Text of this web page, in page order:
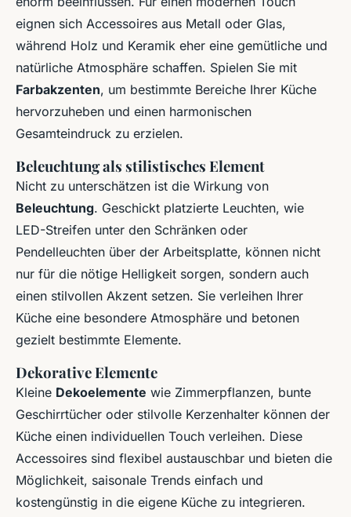
eignen sich Accessoires aus Metall oder Glas,
während Holz und Keramik eher eine gemütliche und
natürliche Atmosphäre schaffen. Spielen Sie mit
Farbakzenten, um bestimmte Bereiche Ihrer Küche
hervorzuheben und einen harmonischen
Gesamteindruck zu erzielen.
Beleuchtung als stilistisches Element
Nicht zu unterschätzen ist die Wirkung von
Beleuchtung. Geschickt platzierte Leuchten, wie
LED-Streifen unter den Schränken oder
Pendelleuchten über der Arbeitsplatte, können nicht
nur für die nötige Helligkeit sorgen, sondern auch
einen stilvollen Akzent setzen. Sie verleihen Ihrer
Küche eine besondere Atmosphäre und betonen
gezielt bestimmte Elemente.
Dekorative Elemente
Kleine Dekoelemente wie Zimmerpflanzen, bunte
Geschirrtücher oder stilvolle Kerzenhalter können der
Küche einen individuellen Touch verleihen. Diese
Accessoires sind flexibel austauschbar und bieten die
Möglichkeit, saisonale Trends einfach und
kostengünstig in die eigene Küche zu integrieren.